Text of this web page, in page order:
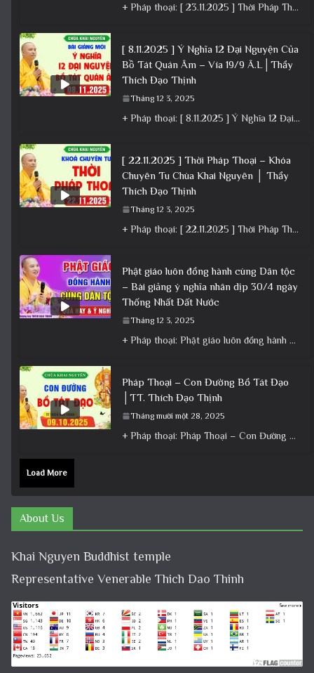
+ Pháp thoại: [ 23.11.2025 ] Thời Pháp Thoại – Khóa Chuyên Tu Chùa Khai Nguyên│Thầy Thích Đạo Thịnh +
[ 8.11.2025 ] Ý Nghĩa 12 Đại Nguyện Của
Bồ Tát Quán Âm – Vía 19/9 Â.L│Thầy
Thích Đạo Thịnh
Tháng 12 3, 2025
+ Pháp thoại: [ 8.11.2025 ] Ý Nghĩa 12 Đại Nguyện Của Bồ Tát Quán Âm – Vía 19/9 Â.L│Thầy
[ 22.11.2025 ] Thời Pháp Thoại – Khóa
Chuyên Tu Chùa Khai Nguyên │ Thầy
Thích Đạo Thịnh
Tháng 12 3, 2025
+ Pháp thoại: [ 22.11.2025 ] Thời Pháp Thoại – Khóa Chuyên Tu Chùa Khai Nguyên │ Thầy Thích Đạo
Phật giáo luôn đồng hành cùng Dân tộc
– Bài giảng ý nghĩa nhân dịp 30/4 ngày
Thống Nhất Đất Nước
Tháng 12 3, 2025
+ Pháp thoại: Phật giáo luôn đồng hành cùng Dân tộc – Bài giảng ý nghĩa nhân dịp 30/4 ngày
Pháp Thoại – Con Đường Bồ Tát Đạo
│TT. Thích Đạo Thịnh
Tháng mười một 28, 2025
+ Pháp thoại: Pháp Thoại – Con Đường Bồ Tát Đạo │TT. Thích Đạo Thịnh + Album: Pháp Thoại +
Load More
About Us
Khai Nguyen Buddhist temple
Representative Venerable Thich Dao Thinh